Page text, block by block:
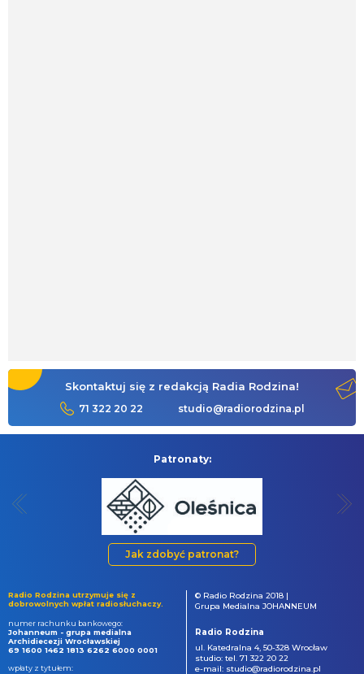
Skontaktuj się z redakcją Radia Rodzina!
71 322 20 22 studio@radiorodzina.pl
Patronaty:
Jak zdobyć patronat?
Radio Rodzina utrzymuje się z
dobrowolnych wpłat radiosłuchaczy.
numer rachunku bankowego:
Johanneum - grupa medialna
Archidiecezji Wrocławskiej
69 1600 1462 1813 6262 6000 0001
wpłaty z tytułem:
© Radio Rodzina 2018 |
Grupa Medialna JOHANNEUM
Radio Rodzina
ul. Katedralna 4, 50-328 Wrocław
studio: tel. 71 322 20 22
e-mail: studio@radiorodzina.pl